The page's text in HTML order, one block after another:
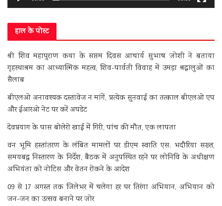
हाल के पोस्ट
श्री शिव महापुराण कथा के सप्तम दिवस आचार्य सुभाष जोशी ने बताया
गृहस्थाश्रम का आध्यात्मिक महत्व, शिव-पार्वती विवाह में उमड़ा श्रद्धालुओं का
सैलाब
बीएलओ अनावश्यक दस्तावेज न मांगें, प्रत्येक सुनवाई का तत्काल बीएलओ एप
और ईआरओ नेट पर करें अपडेट
देवप्रयाग के पास बोलेरो खाई में गिरी, पांच की मौत, एक लापता
वन भूमि हस्तांतरण के लंबित मामलों पर डीएम स्वाति एस. भदौरिया सख्त,
समयबद्ध निस्तारण के निर्देश, बैठक में अनुपस्थित रहने पर लोनिवि के अधीक्षण
अभियंता को नोटिस और वेतन रोकने के आदेश
09 से 17 अगस्त तक जिलेभर में चलेगा हर घर तिरंगा अभियान, अभियान को
जन-जन का उत्सव बनाने पर जोर